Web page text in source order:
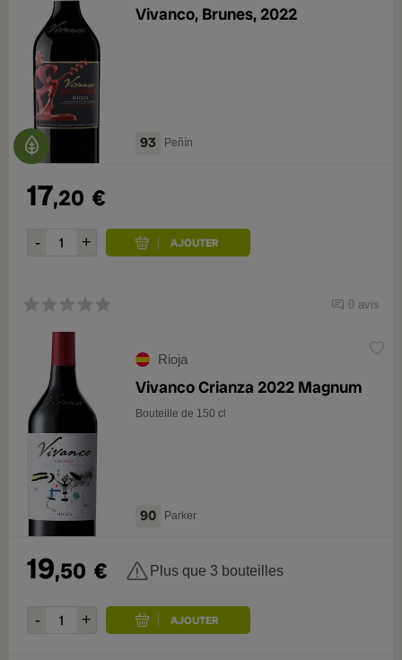
Vivanco, Brunes, 2022
93 Peñín
17,20 €
0 avis
Rioja
Vivanco Crianza 2022 Magnum
Bouteille de 150 cl
90 Parker
19,50 € Plus que 3 bouteilles